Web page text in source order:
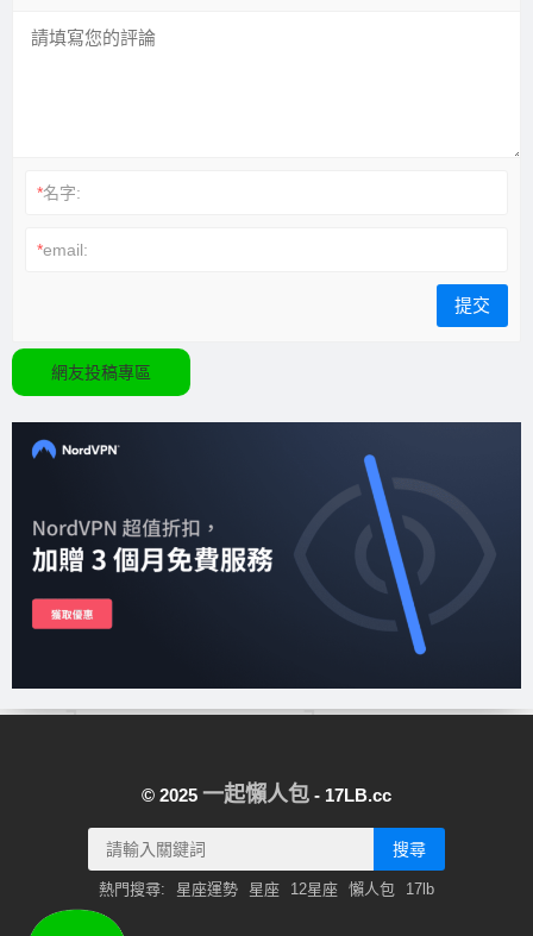
*名字:
*email:
網友投稿專區
© 2025 一起懶人包 - 17LB.cc
搜尋
熱門搜尋: 星座運勢 星座 12星座 懶人包 17lb